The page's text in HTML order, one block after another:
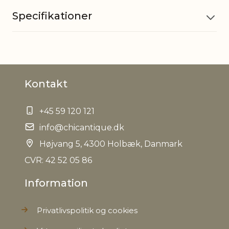
Specifikationer
EAN
Nettovægt
Kontakt
+45 59 120 121
info@chicantique.dk
Højvang 5, 4300 Holbæk, Danmark
CVR: 42 52 05 86
Information
Privatlivspolitik og cookies